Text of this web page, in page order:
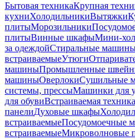
Бытовая техникаКрупная
кухниХолодильникиВытяжки
плитыМорозильники
плитыВинные шкафыМини-
за одеждойСтиральные
встраиваемыеУтюги
машиныПромышленные
машиныОверлокиСушильные
системы, прессыМашинки для
для обувиВстраиваемая
панелиДуховые шкафы
встраиваемыеПосудомоечные
встраиваемыеМикроволновые